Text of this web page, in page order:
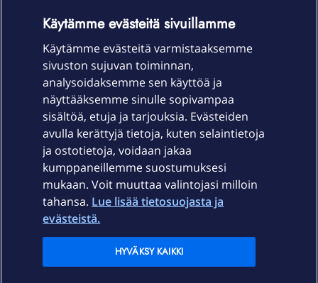
Laitteet & liittymät
Palvelut
Ajankohtaista
Elisa Oyj
Käytämme evästeitä sivuillamme
Käytämme evästeitä varmistaaksemme
sivuston sujuvan toiminnan,
analysoidaksemme sen käyttöä ja
näyttääksemme sinulle sopivampaa
sisältöä, etuja ja tarjouksia. Evästeiden
avulla kerättyjä tietoja, kuten selaintietoja
ja ostotietoja, voidaan jakaa
kumppaneillemme suostumuksesi
mukaan. Voit muuttaa valintojasi milloin
tahansa. Lue lisää tietosuojasta ja
evästeistä.
HYVÄKSY KAIKKI